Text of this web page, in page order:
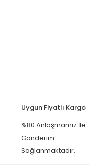
Uygun Fiyatlı Kargo
%80 Anlaşmamız İle
Gönderim
Sağlanmaktadır.